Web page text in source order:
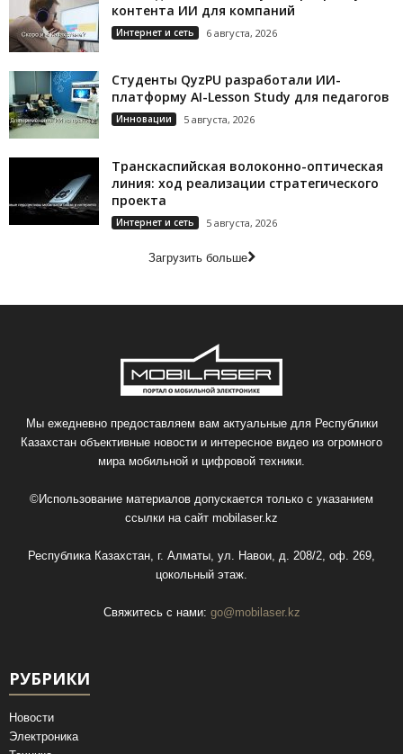
контента ИИ для компаний
Интернет и сеть 6 августа, 2026
Студенты QyzPU разработали ИИ-
платформу AI-Lesson Study для педагогов
Инновации 5 августа, 2026
Транскаспийская волоконно-оптическая
линия: ход реализации стратегического
проекта
Интернет и сеть 5 августа, 2026
Загрузить больше
Мы ежедневно предоставляем вам актуальные для Республики
Казахстан объективные новости и интересное видео из огромного
мира мобильной и цифровой техники.
©Использование материалов допускается только с указанием
ссылки на сайт mobilaser.kz
Республика Казахстан, г. Алматы, ул. Навои, д. 208/2, оф. 269,
цокольный этаж.
Свяжитесь с нами: go@mobilaser.kz
РУБРИКИ
Новости
Электроника